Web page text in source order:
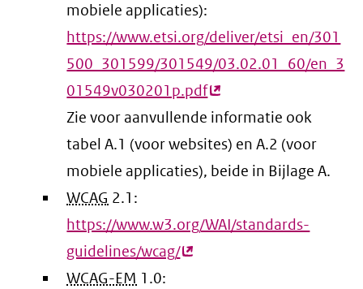
mobiele applicaties):
https://www.etsi.org/deliver/etsi_en/301
500_301599/301549/03.02.01_60/en_3
01549v030201p.pdf(externe
link)
Zie voor aanvullende informatie ook
tabel A.1 (voor websites) en A.2 (voor
mobiele applicaties), beide in Bijlage A.
WCAG 2.1:
https://www.w3.org/WAI/standards-
guidelines/wcag/(externe
WCAG-EM 1.0: